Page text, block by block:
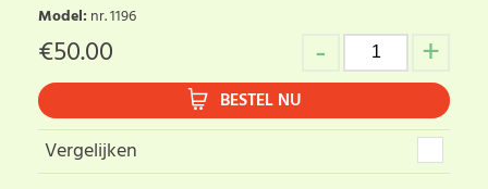
Model: nr. 1196
€50.00
BESTEL NU
Vergelijken